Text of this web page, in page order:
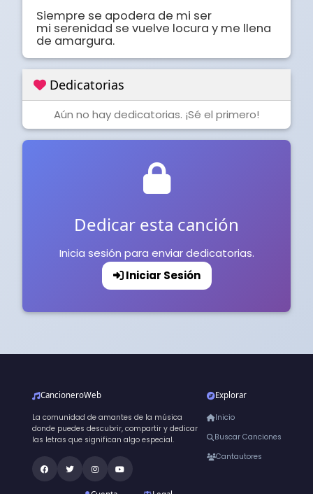
Siempre se apodera de mi ser
mi serenidad se vuelve locura y me llena
de amargura.
Dedicatorias
Aún no hay dedicatorias. ¡Sé el primero!
Dedicar esta canción
Inicia sesión para enviar dedicatorias.
Iniciar Sesión
CancioneroWeb
La comunidad de amantes de la música
donde puedes descubrir, compartir y dedicar
las letras que significan algo especial.
Explorar
Inicio
Buscar Canciones
Cantautores